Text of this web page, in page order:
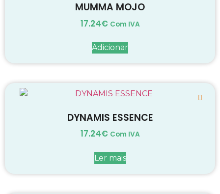
MUMMA MOJO
17.24€ Com IVA
Adicionar
DYNAMIS ESSENCE
17.24€ Com IVA
Ler mais